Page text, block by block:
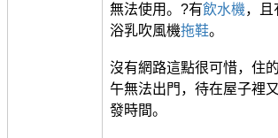
無法使用。?有飲水機，且
浴乳吹風機拖鞋。
沒有網路這點很可惜，住
午無法出門，待在屋子裡
發時間。